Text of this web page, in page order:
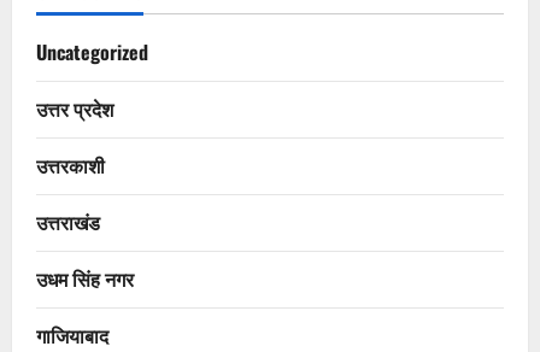
Uncategorized
उत्तर प्रदेश
उत्तरकाशी
उत्तराखंड
उधम सिंह नगर
गाजियाबाद